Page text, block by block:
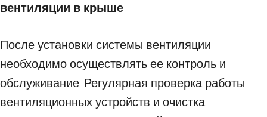
вентиляции в крыше
После установки системы вентиляции
необходимо осуществлять ее контроль и
обслуживание. Регулярная проверка работы
вентиляционных устройств и очистка